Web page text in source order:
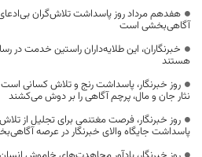
هفدهم مرداد روز پاسداشت تلاش‌گران
آگاهی‌بخشی است
خبرنگاران، این طلایه‌داران راستین خدمت در
هستند
روز خبرنگار، پاسداشت رنج و تلاش کسانی
نثار جان و مال، پرچم آگاهی را بر دوش می‌کشند
روز خبرنگار، فرصت مغتنمی برای تجلیل از
پاسداشت جایگاه والای خبرنگار در عرصه